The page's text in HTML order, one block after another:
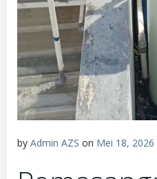
by Admin AZS on Mei 18, 2026